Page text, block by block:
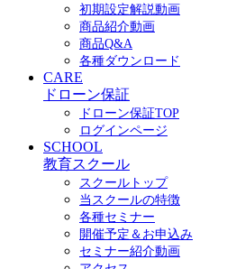
初期設定解説動画
商品紹介動画
商品Q&A
各種ダウンロード
CARE
ドローン保証
ドローン保証TOP
ログインページ
SCHOOL
教育スクール
スクールトップ
当スクールの特徴
各種セミナー
開催予定＆お申込み
セミナー紹介動画